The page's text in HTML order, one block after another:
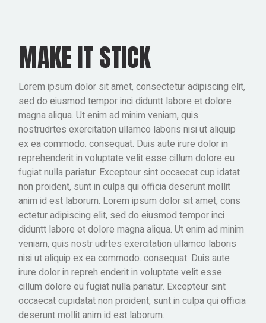
MAKE IT STICK
Lorem ipsum dolor sit amet, consectetur adipiscing elit,
sed do eiusmod tempor inci diduntt labore et dolore
magna aliqua. Ut enim ad minim veniam, quis
nostrudrtes exercitation ullamco laboris nisi ut aliquip
ex ea commodo. consequat. Duis aute irure dolor in
reprehenderit in voluptate velit esse cillum dolore eu
fugiat nulla pariatur. Excepteur sint occaecat cup idatat
non proident, sunt in culpa qui officia deserunt mollit
anim id est laborum. Lorem ipsum dolor sit amet, cons
ectetur adipiscing elit, sed do eiusmod tempor inci
diduntt labore et dolore magna aliqua. Ut enim ad minim
veniam, quis nostr udrtes exercitation ullamco laboris
nisi ut aliquip ex ea commodo. consequat. Duis aute
irure dolor in repreh enderit in voluptate velit esse
cillum dolore eu fugiat nulla pariatur. Excepteur sint
occaecat cupidatat non proident, sunt in culpa qui officia
deserunt mollit anim id est laborum.